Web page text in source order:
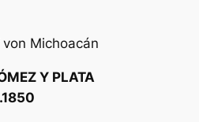
Michoacán
Y PLATA